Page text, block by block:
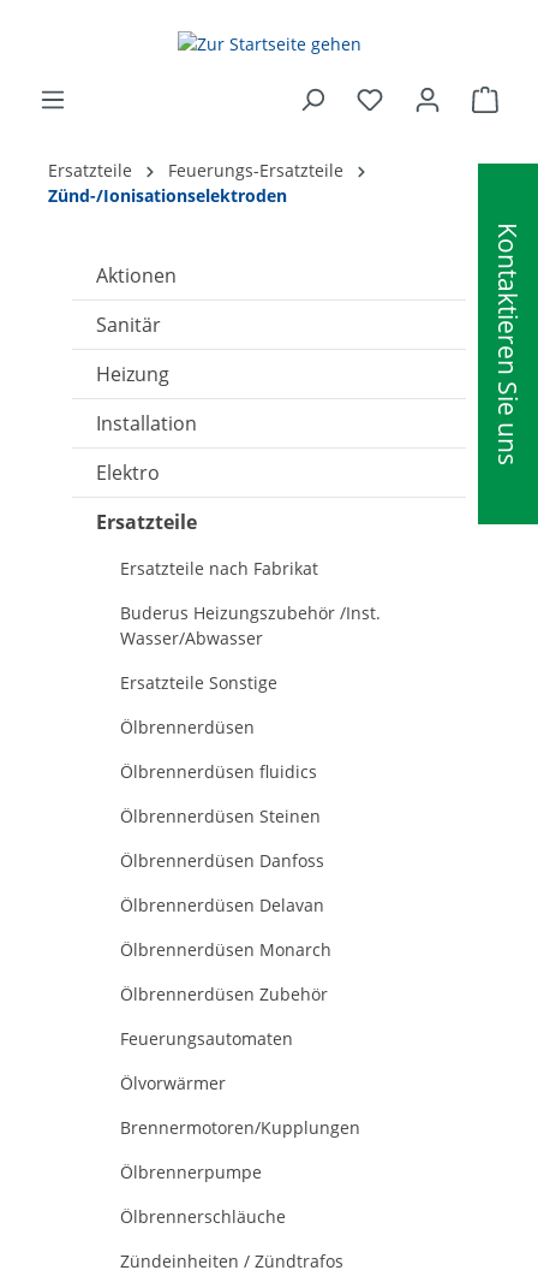
Kontaktieren Sie uns
Ersatzteile
Feuerungs-Ersatzteile
Zünd-/Ionisationselektroden
Aktionen
Sanitär
Heizung
Installation
Elektro
Ersatzteile
Ersatzteile nach Fabrikat
Buderus Heizungszubehör /Inst.
Wasser/Abwasser
Ersatzteile Sonstige
Ölbrennerdüsen
Ölbrennerdüsen fluidics
Ölbrennerdüsen Steinen
Ölbrennerdüsen Danfoss
Ölbrennerdüsen Delavan
Ölbrennerdüsen Monarch
Ölbrennerdüsen Zubehör
Feuerungsautomaten
Ölvorwärmer
Brennermotoren/Kupplungen
Ölbrennerpumpe
Ölbrennerschläuche
Zündeinheiten / Zündtrafos